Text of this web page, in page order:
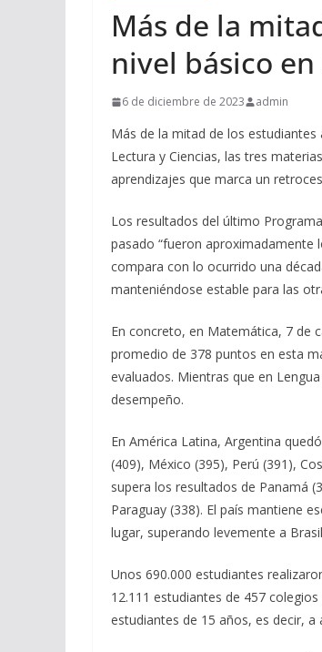
Más de la
nivel básico
6 de diciembre de 2023 admin
Más de la mitad de los
Lectura y Ciencias, las tres
aprendizajes que marca un
Los resultados del último
pasado “fueron aproximadamente
compara con lo ocurrido una
manteniéndose estable para las
En concreto, en Matemática, 7 de
promedio de 378 puntos en esta
evaluados. Mientras que en
desempeño.
En América Latina, Argentina
(409), México (395), Perú (391),
supera los resultados de Panamá
Paraguay (338). El país mantiene
lugar, superando levemente a
Unos 690.000 estudiantes
12.111 estudiantes de 457
estudiantes de 15 años, es decir,